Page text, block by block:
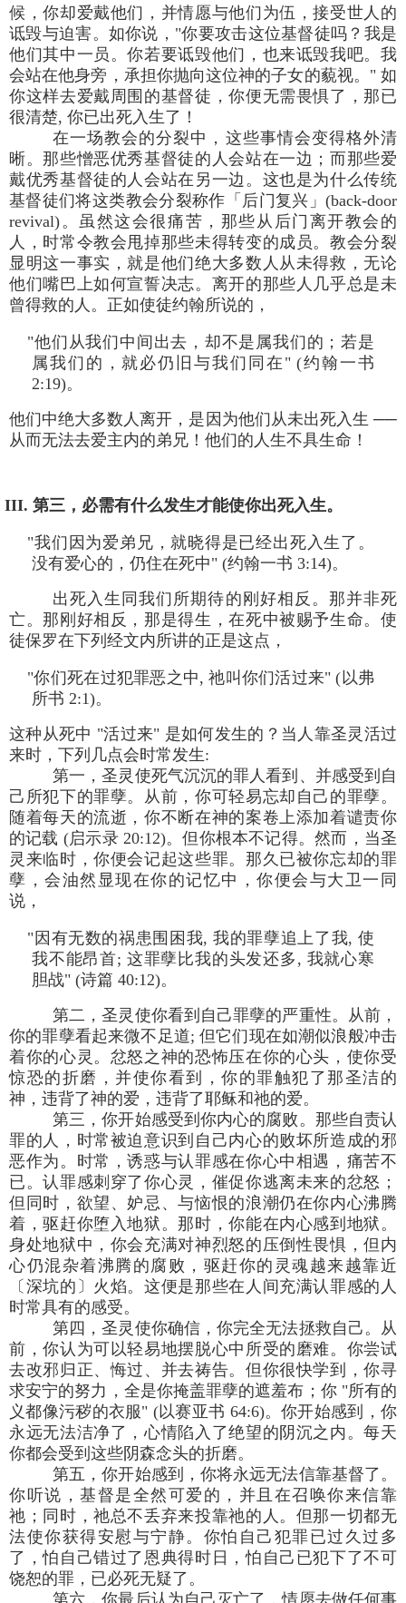
候，你却爱戴他们，并情愿与他们为伍，接受世人的
诋毁与迫害。如你说，"你要攻击这位基督徒吗？我是
他们其中一员。你若要诋毁他们，也来诋毁我吧。我
会站在他身旁，承担你抛向这位神的子女的藐视。" 如
你这样去爱戴周围的基督徒，你便无需畏惧了，那已
很清楚, 你已出死入生了！
在一场教会的分裂中，这些事情会变得格外清
晰。那些憎恶优秀基督徒的人会站在一边；而那些爱
戴优秀基督徒的人会站在另一边。这也是为什么传统
基督徒们将这类教会分裂称作「后门复兴」(back-door
revival)。虽然这会很痛苦，那些从后门离开教会的
人，时常令教会甩掉那些未得转变的成员。教会分裂
显明这一事实，就是他们绝大多数人从未得救，无论
他们嘴巴上如何宣誓决志。离开的那些人几乎总是未
曾得救的人。正如使徒约翰所说的，
"他们从我们中间出去，却不是属我们的；若是
属我们的，就必仍旧与我们同在" (约翰一书
2:19)。
他们中绝大多数人离开，是因为他们从未出死入生 ──
从而无法去爱主内的弟兄！他们的人生不具生命！
III. 第三，必需有什么发生才能使你出死入生。
"我们因为爱弟兄，就晓得是已经出死入生了。
没有爱心的，仍住在死中" (约翰一书 3:14)。
出死入生同我们所期待的刚好相反。那并非死
亡。那刚好相反，那是得生，在死中被赐予生命。使
徒保罗在下列经文内所讲的正是这点，
"你们死在过犯罪恶之中, 祂叫你们活过来" (以弗
所书 2:1)。
这种从死中 "活过来" 是如何发生的？当人靠圣灵活过
来时，下列几点会时常发生:
第一，圣灵使死气沉沉的罪人看到、并感受到自
己所犯下的罪孽。从前，你可轻易忘却自己的罪孽。
随着每天的流逝，你不断在神的案卷上添加着谴责你
的记载 (启示录 20:12)。但你根本不记得。然而，当圣
灵来临时，你便会记起这些罪。那久已被你忘却的罪
孽，会油然显现在你的记忆中，你便会与大卫一同
说，
"因有无数的祸患围困我, 我的罪孽追上了我, 使
我不能昂首; 这罪孽比我的头发还多, 我就心寒
胆战" (诗篇 40:12)。
第二，圣灵使你看到自己罪孽的严重性。从前，
你的罪孽看起来微不足道; 但它们现在如潮似浪般冲击
着你的心灵。忿怒之神的恐怖压在你的心头，使你受
惊恐的折磨，并使你看到，你的罪触犯了那圣洁的
神，违背了神的爱，违背了耶稣和祂的爱。
第三，你开始感受到你内心的腐败。那些自责认
罪的人，时常被迫意识到自己内心的败坏所造成的邪
恶作为。时常，诱惑与认罪感在你心中相遇，痛苦不
已。认罪感刺穿了你心灵，催促你逃离未来的忿怒；
但同时，欲望、妒忌、与恼恨的浪潮仍在你内心沸腾
着，驱赶你堕入地狱。那时，你能在内心感到地狱。
身处地狱中，你会充满对神烈怒的压倒性畏惧，但内
心仍混杂着沸腾的腐败，驱赶你的灵魂越来越靠近
〔深坑的〕火焰。这便是那些在人间充满认罪感的人
时常具有的感受。
第四，圣灵使你确信，你完全无法拯救自己。从
前，你认为可以轻易地摆脱心中所受的磨难。你尝试
去改邪归正、悔过、并去祷告。但你很快学到，你寻
求安宁的努力，全是你掩盖罪孽的遮羞布；你 "所有的
义都像污秽的衣服" (以赛亚书 64:6)。你开始感到，你
永远无法洁净了，心情陷入了绝望的阴沉之内。每天
你都会受到这些阴森念头的折磨。
第五，你开始感到，你将永远无法信靠基督了。
你听说，基督是全然可爱的，并且在召唤你来信靠
祂；同时，祂总不丢弃来投靠祂的人。但那一切都无
法使你获得安慰与宁静。你怕自己犯罪已过久过多
了，怕自己错过了恩典得时日，怕自己已犯下了不可
饶恕的罪，已必死无疑了。
第六，你最后认为自己灭亡了，情愿去做任何事